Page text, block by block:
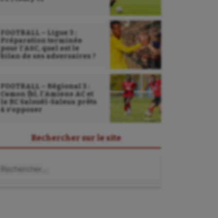
FOOTBALL – Ligue 3 :
Préparation terminée
pour l’ASC, quel est le
bilan de ses adversaires ?
FOOTBALL – Régional 3 :
Camon (b), l’Amiens AC et
le RC Salouël-Saleux prêts
à s’opposer
Rechercher sur le site